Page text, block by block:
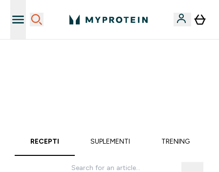
RECEPTI SUPLEMENTI TRENING